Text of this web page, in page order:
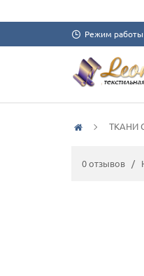
Режим работы
ТКАНИ
0 отзывов /